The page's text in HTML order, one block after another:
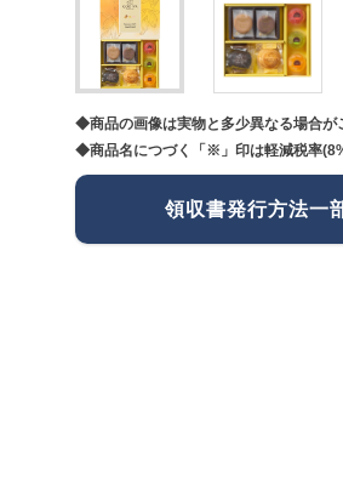
◆商品の画像は実物と多少異なる場合が
◆商品名につづく「※」印は軽減税率
領収書発行方法一